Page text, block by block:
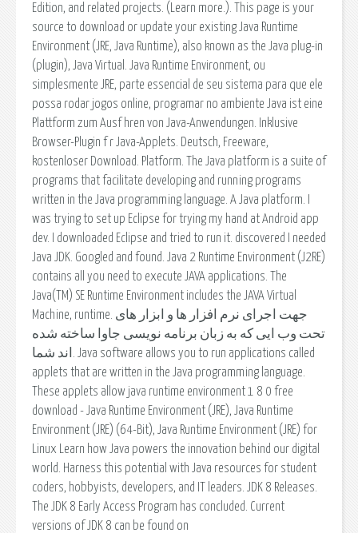
Edition, and related projects. (Learn more.). This page is your
source to download or update your existing Java Runtime
Environment (JRE, Java Runtime), also known as the Java plug-in
(plugin), Java Virtual. Java Runtime Environment, ou
simplesmente JRE, parte essencial de seu sistema para que ele
possa rodar jogos online, programar no ambiente Java ist eine
Plattform zum Ausf hren von Java-Anwendungen. Inklusive
Browser-Plugin f r Java-Applets. Deutsch, Freeware,
kostenloser Download. Platform. The Java platform is a suite of
programs that facilitate developing and running programs
written in the Java programming language. A Java platform. I
was trying to set up Eclipse for trying my hand at Android app
dev. I downloaded Eclipse and tried to run it. discovered I needed
Java JDK. Googled and found. Java 2 Runtime Environment (J2RE)
contains all you need to execute JAVA applications. The
Java(TM) SE Runtime Environment includes the JAVA Virtual
Machine, runtime. جهت اجرای نرم افزار ها و ابزار های
تحت وب ایی که به زبان برنامه نویسی جاوا ساخته شده
اند شما. Java software allows you to run applications called
applets that are written in the Java programming language.
These applets allow java runtime environment 1 8 0 free
download - Java Runtime Environment (JRE), Java Runtime
Environment (JRE) (64-Bit), Java Runtime Environment (JRE) for
Linux Learn how Java powers the innovation behind our digital
world. Harness this potential with Java resources for student
coders, hobbyists, developers, and IT leaders. JDK 8 Releases.
The JDK 8 Early Access Program has concluded. Current
versions of JDK 8 can be found on